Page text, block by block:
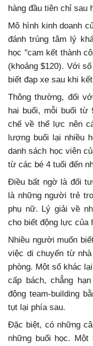
hàng đầu tiên chỉ sau
Mô hình kinh doanh
đánh trúng tâm lý
học "cam kết thành
(khoảng $120). Với
biết đạp xe sau khi
Thông thường, đối
hai buổi, mỗi buổi từ
chế về thể lực nên
lượng buổi lại nhiều
danh sách học viên
từ các bé 4 tuổi đến
Điều bất ngờ là đối
là những người trẻ
phụ nữ. Lý giải về
cho biết động lực của
Nhiều người muốn
việc di chuyển từ
phòng. Một số khác
cấp bách, chẳng
động team-building
tụt lại phía sau.
Đặc biệt, có những
những buổi học.